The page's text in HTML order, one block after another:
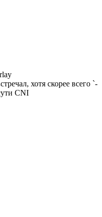
хотя скорее всего `-
CNI